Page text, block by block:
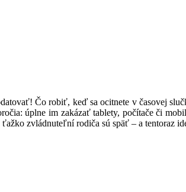
Čo robiť, keď sa ocitnete v časovej
úplne im zakázať tablety, počítače či
zvládnuteľní rodiča sú späť – a tentoraz